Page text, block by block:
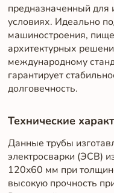
предназначенный для
условиях. Идеально
машиностроения,
архитектурных
международному
гарантирует
долговечность.
Технические
Данные трубы
электросварки (ЭСВ)
120x60 мм при
высокую прочность